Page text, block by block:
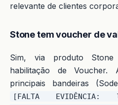
relevante de clientes
Stone tem voucher de
Sim, via produto
habilitação de Voucher.
principais bandeiras
[FALTA